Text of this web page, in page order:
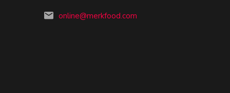
online@merkfood.com